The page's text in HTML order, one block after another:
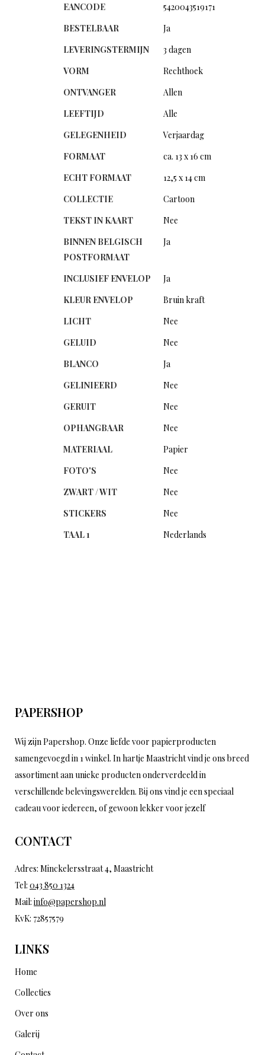
EANCODE
5420043519171
BESTELBAAR
Ja
LEVERINGSTERMIJN
3 dagen
VORM
Rechthoek
ONTVANGER
Allen
LEEFTIJD
Alle
GELEGENHEID
Verjaardag
FORMAAT
ca. 13 x 16 cm
ECHT FORMAAT
12,5 x 14 cm
COLLECTIE
Cartoon
TEKST IN KAART
Nee
BINNEN BELGISCH
POSTFORMAAT
Ja
INCLUSIEF ENVELOP
Ja
KLEUR ENVELOP
Bruin kraft
LICHT
Nee
GELUID
Nee
BLANCO
Ja
GELINIEERD
Nee
GERUIT
Nee
OPHANGBAAR
Nee
MATERIAAL
Papier
FOTO'S
Nee
ZWART / WIT
Nee
STICKERS
Nee
TAAL 1
Nederlands
PAPERSHOP
Wij zijn Papershop. Onze liefde voor papierproducten
samengevoegd in 1 winkel. In hartje Maastricht vind je ons breed
assortiment aan unieke producten onderverdeeld in
verschillende belevingswerelden. Bij ons vind je een speciaal
cadeau voor iedereen, of gewoon lekker voor jezelf
CONTACT
Adres: Minckelersstraat 4, Maastricht
Tel: 043 850 1324
Mail: info@papershop.nl
KvK: 72857579
LINKS
Home
Collecties
Over ons
Galerij